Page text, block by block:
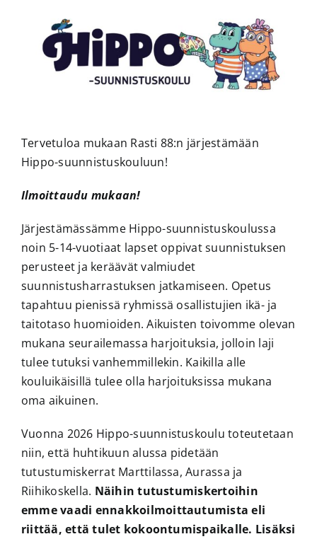
Tervetuloa mukaan Rasti 88:n järjestämään
Hippo-suunnistuskouluun!
Ilmoittaudu mukaan!
Järjestämässämme Hippo-suunnistuskoulussa
noin 5-14-vuotiaat lapset oppivat suunnistuksen
perusteet ja keräävät valmiudet
suunnistusharrastuksen jatkamiseen. Opetus
tapahtuu pienissä ryhmissä osallistujien ikä- ja
taitotaso huomioiden. Aikuisten toivomme olevan
mukana seurailemassa harjoituksia, jolloin laji
tulee tutuksi vanhemmillekin. Kaikilla alle
kouluikäisillä tulee olla harjoituksissa mukana
oma aikuinen.
Vuonna 2026 Hippo-suunnistuskoulu toteutetaan
niin, että huhtikuun alussa pidetään
tutustumiskerrat Marttilassa, Aurassa ja
Riihikoskella. Näihin tutustumiskertoihin
emme vaadi ennakkoilmoittautumista eli
riittää, että tulet kokoontumispaikalle. Lisäksi